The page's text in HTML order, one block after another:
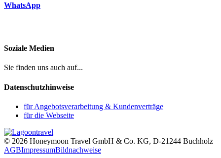
WhatsApp
Soziale Medien
Sie finden uns auch auf...
Datenschutzhinweise
für Angebotsverarbeitung & Kundenverträge
für die Webseite
© 2026 Honeymoon Travel GmbH & Co. KG, D-21244 Buchholz
AGBImpressumBildnachweise